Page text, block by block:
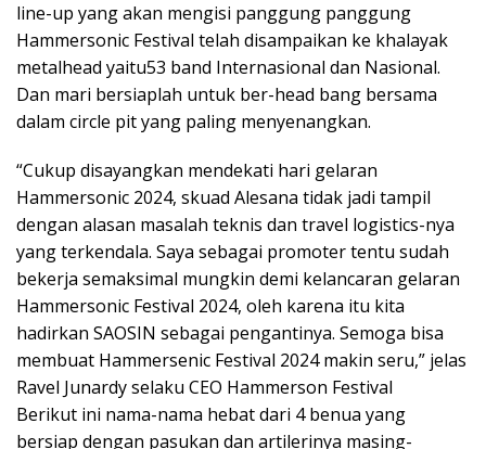
line-up yang akan mengisi panggung panggung
Hammersonic Festival telah disampaikan ke khalayak
metalhead yaitu53 band Internasional dan Nasional.
Dan mari bersiaplah untuk ber-head bang bersama
dalam circle pit yang paling menyenangkan.
“Cukup disayangkan mendekati hari gelaran
Hammersonic 2024, skuad Alesana tidak jadi tampil
dengan alasan masalah teknis dan travel logistics-nya
yang terkendala. Saya sebagai promoter tentu sudah
bekerja semaksimal mungkin demi kelancaran gelaran
Hammersonic Festival 2024, oleh karena itu kita
hadirkan SAOSIN sebagai pengantinya. Semoga bisa
membuat Hammersenic Festival 2024 makin seru,” jelas
Ravel Junardy selaku CEO Hammerson Festival
Berikut ini nama-nama hebat dari 4 benua yang
bersiap dengan pasukan dan artilerinya masing-